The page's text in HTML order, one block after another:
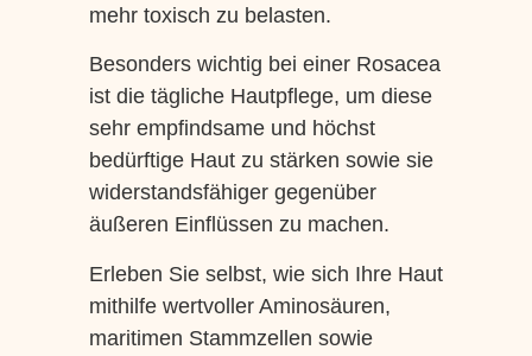
mehr toxisch zu belasten.
Besonders wichtig bei einer Rosacea
ist die tägliche Hautpflege, um diese
sehr empfindsame und höchst
bedürftige Haut zu stärken sowie sie
widerstandsfähiger gegenüber
äußeren Einflüssen zu machen.
Erleben Sie selbst, wie sich Ihre Haut
mithilfe wertvoller Aminosäuren,
maritimen Stammzellen sowie